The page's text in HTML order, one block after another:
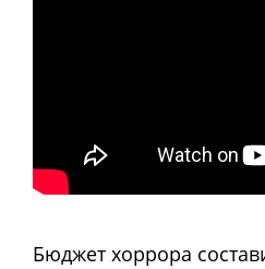
Бюджет хоррора